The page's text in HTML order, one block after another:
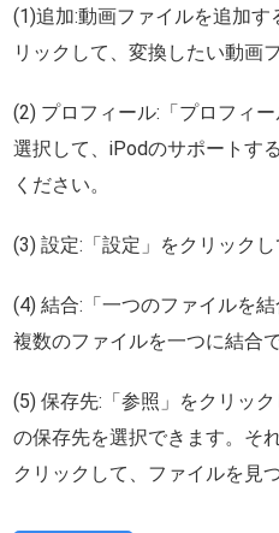
(1)追加:動画ファイルを追加
リックして、変換したい動画
(2) プロフィール:「プロフィ
選択して、iPodのサポートす
ください。
(3) 設定:「設定」をクリック
(4) 結合:「一つのファイルを
複数のファイルを一つに結合
(5) 保存先:「参照」をクリッ
の保存先を選択できます。そ
クリックして、ファイルを見